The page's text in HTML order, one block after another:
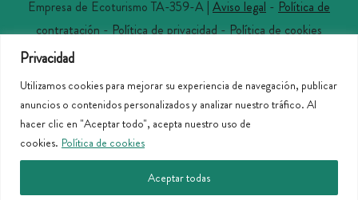
Privacidad
Utilizamos cookies para mejorar su experiencia de navegación, publicar
anuncios o contenidos personalizados y analizar nuestro tráfico. Al
hacer clic en "Aceptar todo", acepta nuestro uso de
cookies. Política de cookies
Aceptar todas
Empresa de Ecoturismo TA-359-A | Aviso legal - Política de
contratación-Política de privacidad-Política de cookies